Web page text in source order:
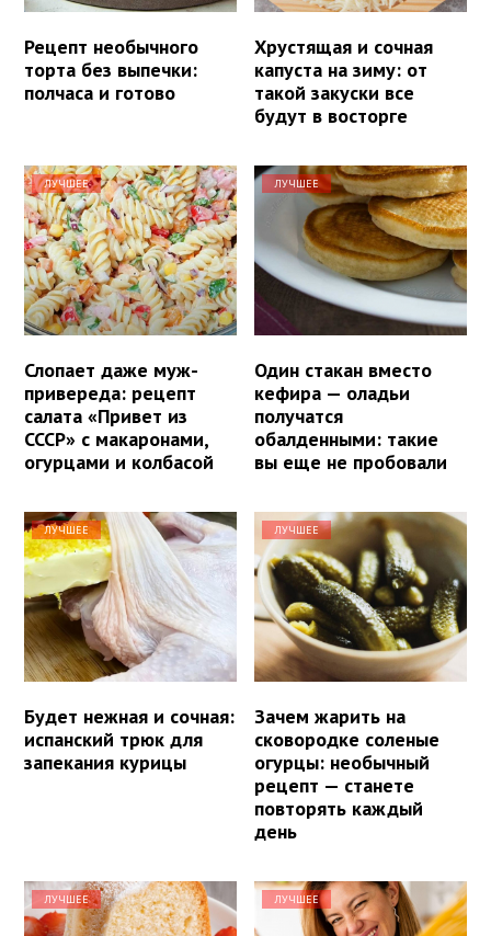
Рецепт необычного
торта без выпечки:
полчаса и готово
Хрустящая и сочная
капуста на зиму: от
такой закуски все
будут в восторге
ЛУЧШЕЕ
Слопает даже муж-
привереда: рецепт
салата «Привет из
СССР» с макаронами,
огурцами и колбасой
ЛУЧШЕЕ
Один стакан вместо
кефира — оладьи
получатся
обалденными: такие
вы еще не пробовали
ЛУЧШЕЕ
Будет нежная и сочная:
испанский трюк для
запекания курицы
ЛУЧШЕЕ
Зачем жарить на
сковородке соленые
огурцы: необычный
рецепт — станете
повторять каждый
день
ЛУЧШЕЕ ЛУЧШЕЕ